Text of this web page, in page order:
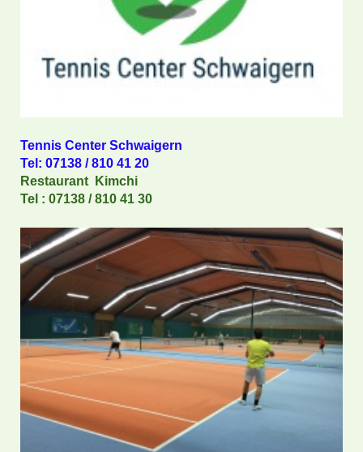
Tennis Center Schwaigern
Tel: 07138 / 810 41 20
Restaurant Kimchi
Tel : 07138 / 810 41 30